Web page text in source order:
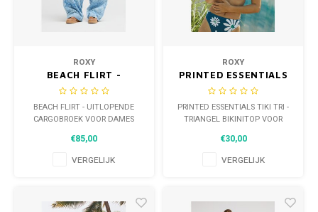
WETSUITS & SURFKLEDING
BROEKEN
SNOW KLEDING
HEADWEAR & ACCESSOIRES
ROXY
BEACH FLIRT -
UITLOPENDE
CARGOBROEK VOOR
DAMES
BEACH FLIRT - UITLOPENDE
CARGOBROEK VOOR DAMES
€85,00
VERGELIJK
ROXY
PRINTED ESSENTIALS
TIKI TRI - TRIANGEL
BIKINITOP VOOR
DAMES
PRINTED ESSENTIALS TIKI TRI -
TRIANGEL BIKINITOP VOOR
€30,00
VERGELIJK